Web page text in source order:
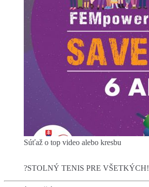
Súťaž o top video alebo kresbu
?STOLNÝ TENIS PRE VŠETKÝCH!